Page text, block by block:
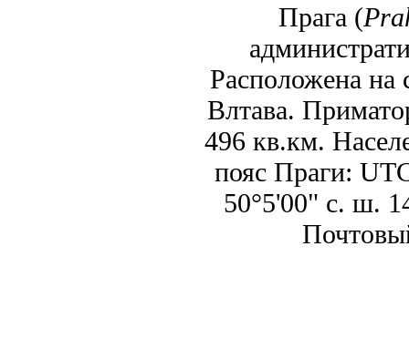
Прага (
Расположена на
Влтава.
496 кв.км.
пояс Праги:
50°5'00" с. ш.